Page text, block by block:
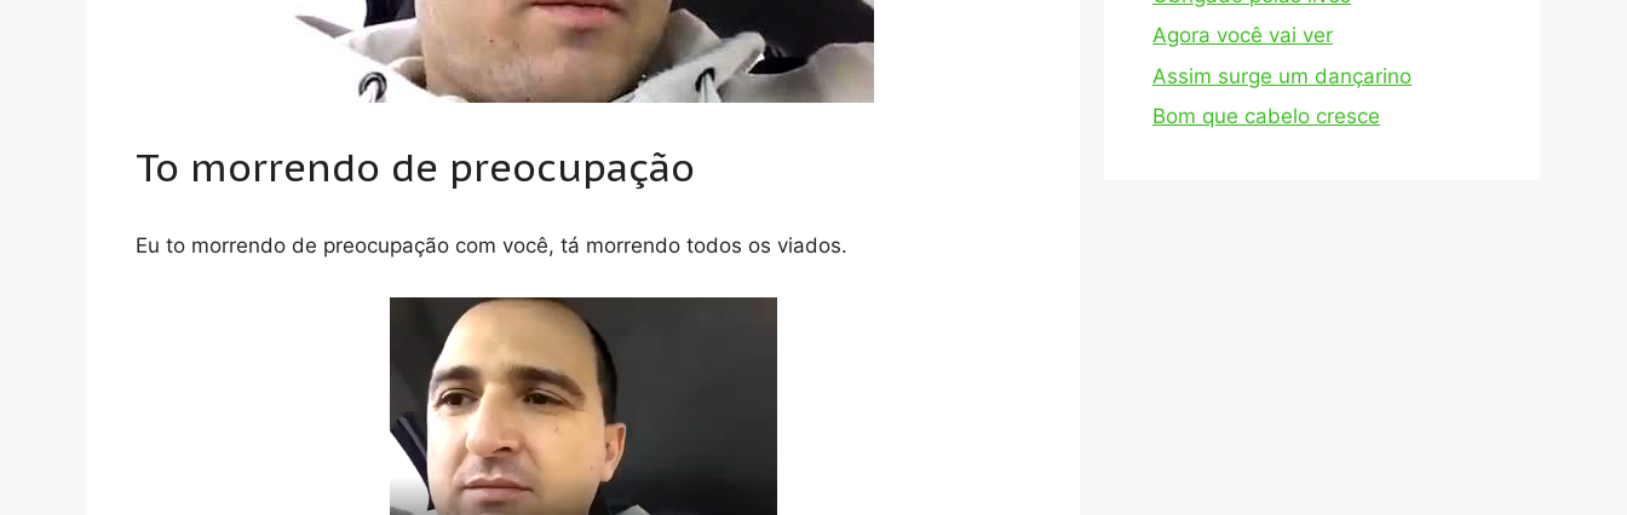
To morrendo de preocupação
Eu to morrendo de preocupação com você, tá morrendo todos os viados.
Agora você vai ver
Assim surge um dançarino
Bom que cabelo cresce